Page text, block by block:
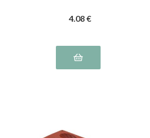
4.08 €